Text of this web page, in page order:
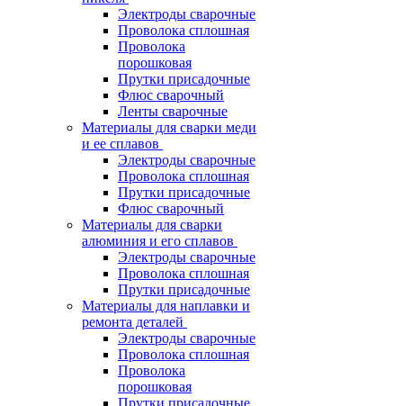
Электроды сварочные
Проволока сплошная
Проволока
порошковая
Прутки присадочные
Флюс сварочный
Ленты сварочные
Материалы для сварки меди
и ее сплавов
Электроды сварочные
Проволока сплошная
Прутки присадочные
Флюс сварочный
Материалы для сварки
алюминия и его сплавов
Электроды сварочные
Проволока сплошная
Прутки присадочные
Материалы для наплавки и
ремонта деталей
Электроды сварочные
Проволока сплошная
Проволока
порошковая
Прутки присадочные